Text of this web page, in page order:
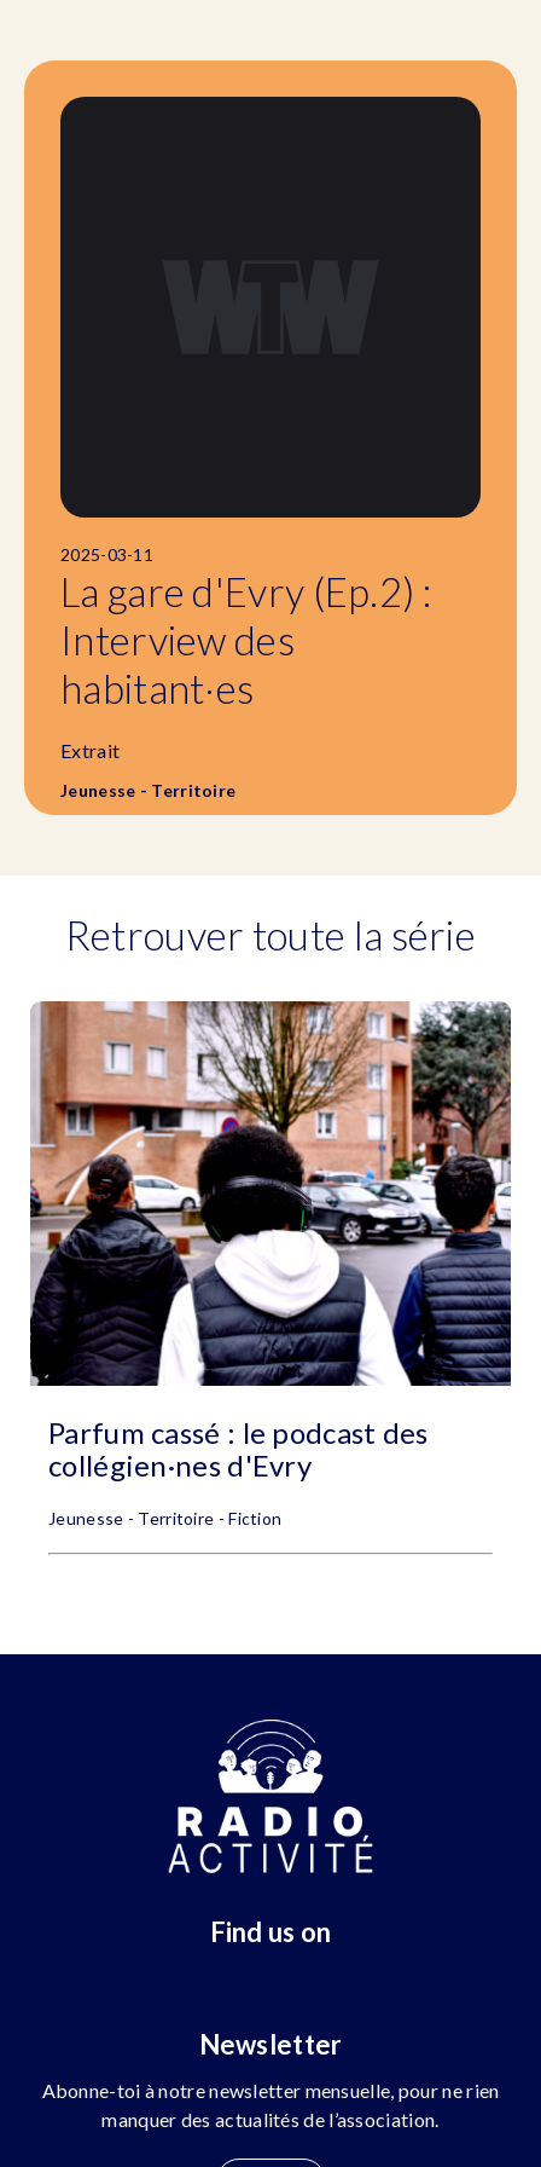
2025-03-11
La gare d'Evry (Ep.2) :
Interview des
habitant·es
Extrait
Jeunesse - Territoire
Retrouver toute la série
Parfum cassé : le podcast des
collégien·nes d'Evry
Jeunesse - Territoire - Fiction
Find us on
Newsletter
Abonne-toi à notre newsletter mensuelle, pour ne rien
manquer des actualités de l’association.